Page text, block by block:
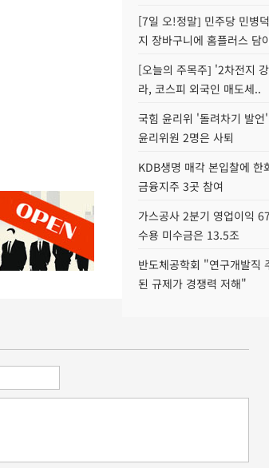
[7일 오!정말] 민주당 민병
지 장바구니에 홈플러스 담
[오늘의 주목주] '2차전지
라, 코스피 외국인 매도세..
국힘 윤리위 '돌려차기 발언
윤리위원 2명은 사퇴
KDB생명 매각 본입찰에 한
금융지주 3곳 참여
가스공사 2분기 영업이익
수용 미수금은 13.5조
반도체공학회 "연구개발직
된 규제가 경쟁력 저해"